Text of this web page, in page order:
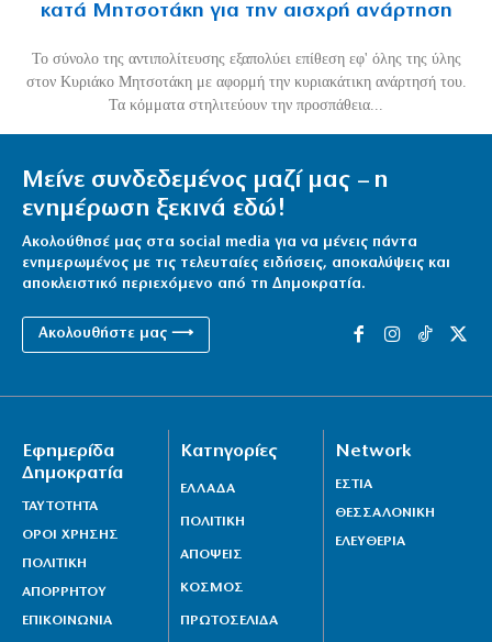
κατά Μητσοτάκη για την αισχρή ανάρτηση
Το σύνολο της αντιπολίτευσης εξαπολύει επίθεση εφ' όλης της ύλης
στον Κυριάκο Μητσοτάκη με αφορμή την κυριακάτικη ανάρτησή του.
Τα κόμματα στηλιτεύουν την προσπάθεια...
Μείνε συνδεδεμένος μαζί μας – η
ενημέρωση ξεκινά εδώ!
Ακολούθησέ μας στα social media για να μένεις πάντα
ενημερωμένος με τις τελευταίες ειδήσεις, αποκαλύψεις και
αποκλειστικό περιεχόμενο από τη Δημοκρατία.
Ακολουθήστε μας ⟶
Εφημερίδα
Δημοκρατία
ΤΑΥΤΟΤΗΤΑ
ΟΡΟΙ ΧΡΗΣΗΣ
ΠΟΛΙΤΙΚΗ
ΑΠΟΡΡΗΤΟΥ
ΕΠΙΚΟΙΝΩΝΙΑ
Κατηγορίες
ΕΛΛΑΔΑ
ΠΟΛΙΤΙΚΗ
ΑΠΟΨΕΙΣ
ΚΟΣΜΟΣ
ΠΡΩΤΟΣΕΛΙΔΑ
Network
ΕΣΤΙΑ
ΘΕΣΣΑΛΟΝΙΚΗ
ΕΛΕΥΘΕΡΙΑ